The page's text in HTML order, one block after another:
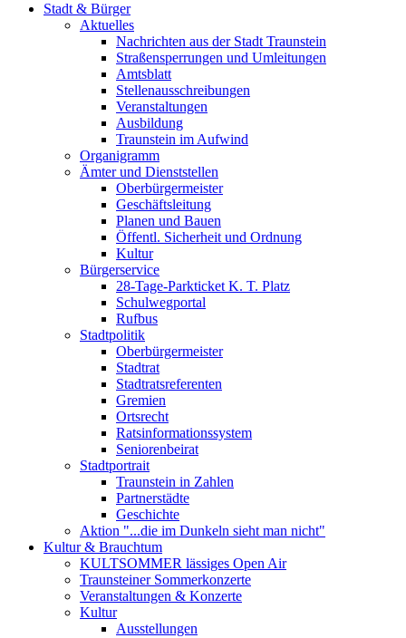
Stadt & Bürger
Aktuelles
Nachrichten aus der Stadt Traunstein
Straßensperrungen und Umleitungen
Amtsblatt
Stellenausschreibungen
Veranstaltungen
Ausbildung
Traunstein im Aufwind
Organigramm
Ämter und Dienststellen
Oberbürgermeister
Geschäftsleitung
Planen und Bauen
Öffentl. Sicherheit und Ordnung
Kultur
Bürgerservice
28-Tage-Parkticket K. T. Platz
Schulwegportal
Rufbus
Stadtpolitik
Oberbürgermeister
Stadtrat
Stadtratsreferenten
Gremien
Ortsrecht
Ratsinformationssystem
Seniorenbeirat
Stadtportrait
Traunstein in Zahlen
Partnerstädte
Geschichte
Aktion "...die im Dunkeln sieht man nicht"
Kultur & Brauchtum
KULTSOMMER lässiges Open Air
Traunsteiner Sommerkonzerte
Veranstaltungen & Konzerte
Kultur
Ausstellungen